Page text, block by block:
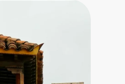
de Río Negro para
de las
de
en el